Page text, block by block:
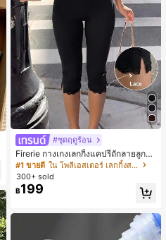
#ชุดฤดูร้อน
Firerie กางเกงเลกกิ้งแคปรีถักลายลูกไม้
สีดำหรูหราสำหรับผู้หญิง อเนกประสงค์
สำหรับกีฬา แฟชั่น ชายหาด เทศกาลด
นตรี ฤดูร้อนแบบสบายๆ
#1 ขายดี
ใน โพลีเอสเตอร์ เลกกิ้งสตรี
300+ sold
฿199